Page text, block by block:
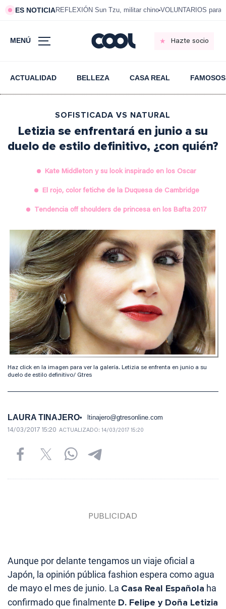
ES NOTICIAREFLEXIÓN Sun Tzu, militar chino VOLUNTARIOS para
MENÚ Hazte socio
ACTUALIDAD BELLEZA CASA REAL FAMOSOS
SOFISTICADA VS NATURAL
Letizia se enfrentará en junio a su
duelo de estilo definitivo, ¿con quién?
Kate Middleton y su look inspirado en los Oscar
El rojo, color fetiche de la Duquesa de Cambridge
Tendencia off shoulders de princesa en los Bafta 2017
Haz click en la imagen para ver la galería. Letizia se enfrenta en junio a su
duelo de estilo definitivo/ Gtres
LAURA TINAJERO ltinajero@gtresonline.com
14/03/2017 15:20 ACTUALIZADO: 14/03/2017 15:20
Aunque por delante tengamos un viaje oficial a
Japón, la opinión pública fashion espera como agua
de mayo el mes de junio. La Casa Real Española ha
confirmado que finalmente D. Felipe y Doña Letizia